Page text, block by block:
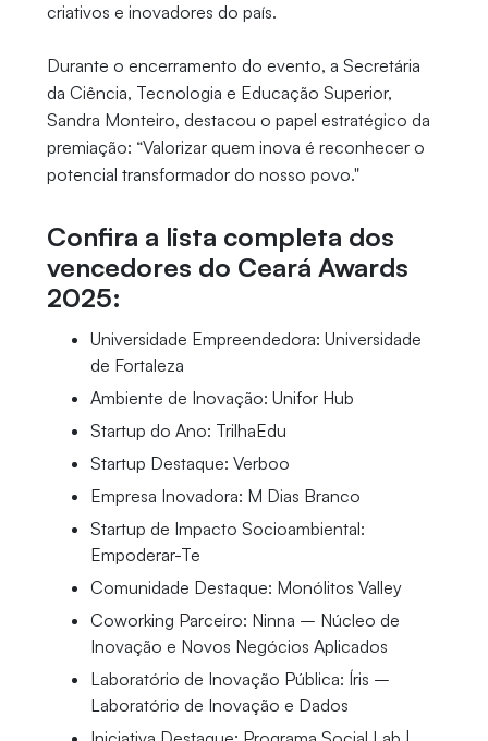
criativos e inovadores do país.
Durante o encerramento do evento, a Secretária
da Ciência, Tecnologia e Educação Superior,
Sandra Monteiro, destacou o papel estratégico da
premiação: “Valorizar quem inova é reconhecer o
potencial transformador do nosso povo."
Confira a lista completa dos
vencedores do Ceará Awards
2025:
Universidade Empreendedora: Universidade
de Fortaleza
Ambiente de Inovação: Unifor Hub
Startup do Ano: TrilhaEdu
Startup Destaque: Verboo
Empresa Inovadora: M Dias Branco
Startup de Impacto Socioambiental:
Empoderar-Te
Comunidade Destaque: Monólitos Valley
Coworking Parceiro: Ninna – Núcleo de
Inovação e Novos Negócios Aplicados
Laboratório de Inovação Pública: Íris –
Laboratório de Inovação e Dados